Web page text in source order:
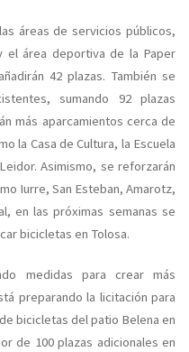
áreas de servicios públicos,
el área deportiva de la Paper
42 plazas. También se
sumando 92 plazas
más aparcamientos cerca de
la Casa de Cultura, la Escuela
Asimismo, se reforzarán
Iurre, San Esteban, Amarotz,
en las próximas semanas se
bicicletas en Tolosa.
medidas para crear más
preparando la licitación para
bicicletas del patio Belena en
de 100 plazas adicionales en